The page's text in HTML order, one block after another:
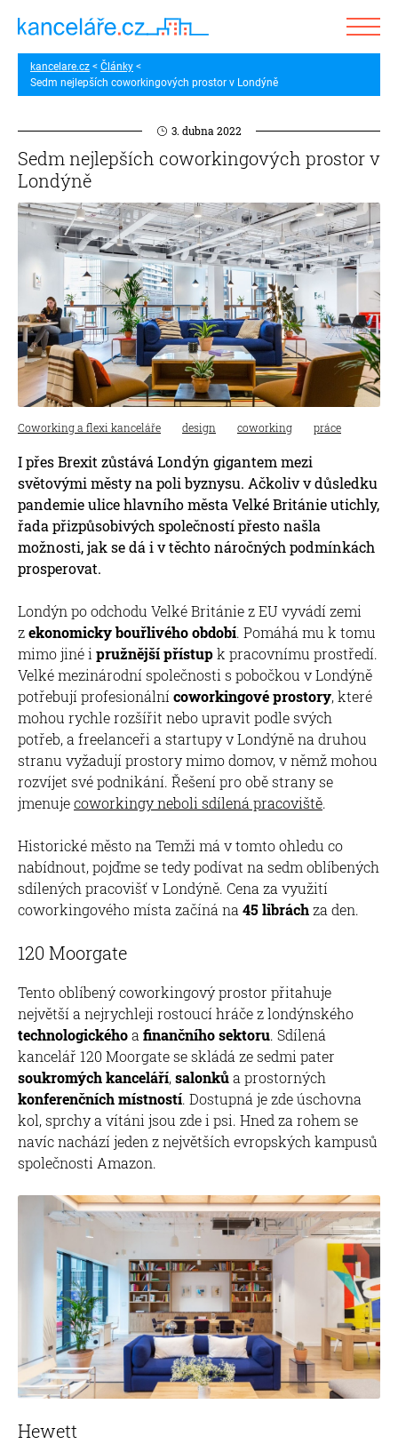
kancelare.cz
Články
Sedm nejlepších coworkingových prostor v Londýně
3. dubna 2022
Sedm nejlepších coworkingových prostor v
Londýně
Coworking a flexi kanceláře design coworking práce
I přes Brexit zůstává Londýn gigantem mezi
světovými městy na poli byznysu. Ačkoliv v důsledku
pandemie ulice hlavního města Velké Británie utichly,
řada přizpůsobivých společností přesto našla
možnosti, jak se dá i v těchto náročných podmínkách
prosperovat.
Londýn po odchodu Velké Británie z EU vyvádí zemi
zekonomicky bouřlivého období. Pomáhá mu k tomu
mimo jiné i pružnější přístupk pracovnímu prostředí.
Velké mezinárodní společnosti s pobočkou v Londýně
potřebují profesionální coworkingové prostory, které
mohou rychle rozšířit nebo upravit podle svých
potřeb, a freelanceři a startupy v Londýně na druhou
stranu vyžadují prostory mimo domov, v němž mohou
rozvíjet své podnikání. Řešení pro obě strany se
jmenujecoworkingy neboli sdílená pracoviště.
Historické město na Temži má v tomto ohledu co
nabídnout, pojďme se tedy podívat na sedm oblíbených
sdílených pracovišť v Londýně. Cena za využití
coworkingového místa začíná na 45 libráchza den.
120 Moorgate
Tento oblíbený coworkingový prostor přitahuje
největší a nejrychleji rostoucí hráče z londýnského
technologickéhoa finančního sektoru. Sdílená
kancelář 120 Moorgate se skládá ze sedmi pater
soukromých kanceláří,salonkůa prostorných
konferenčních místností. Dostupná je zde úschovna
kol, sprchy a vítáni jsou zde i psi. Hned za rohem se
navíc nachází jeden z největších evropských kampusů
společnosti Amazon.
Hewett